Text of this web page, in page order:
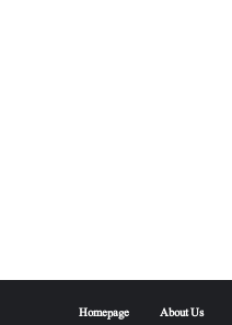
Homepage About Us